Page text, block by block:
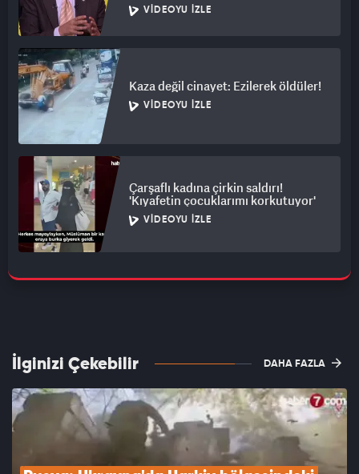
VIDEOYU İZLE
Kaza değil cinayet: Ezilerek öldüler!
VIDEOYU İZLE
Çarşaflı kadına çirkin saldırı!
'Kıyafetin çocuklarımı korkutuyor'
VIDEOYU İZLE
İlginizi Çekebilir DAHA FAZLA